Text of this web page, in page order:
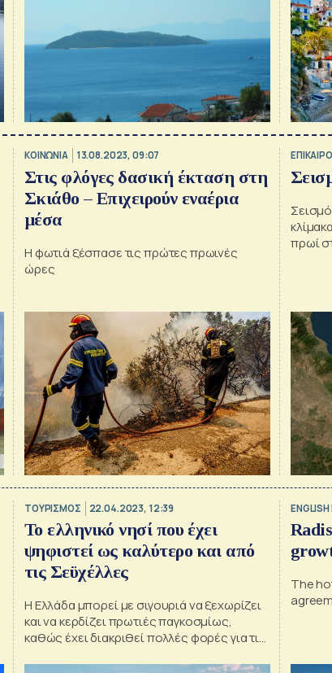
ΚΟΙΝΩΝΙΑ 13.08.2023, 09:07
Στις φλόγες δασική έκταση στη
Σκιάθο – Επιχειρούν εναέρια
μέσα
Η φωτιά ξέσπασε τις πρώτες πρωινές
ώρες
πρωί
ΤΟΥΡΙΣΜΟΣ 22.04.2023, 12:39
Το ελληνικό νησί που έχει
ψηφιστεί ως καλύτερο και από
τις Σεϋχέλλες
Η Ελλάδα μπορεί με σιγουριά να ξεχωρίζει
και να κερδίζει πρωτιές παγκοσμίως,
καθώς έχει διακριθεί πολλές φορές για τις
The